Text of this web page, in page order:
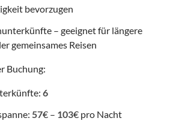
bevorzugen
– geeignet für längere
gemeinsames Reisen
Buchung:
6
57€ – 103€ pro Nacht